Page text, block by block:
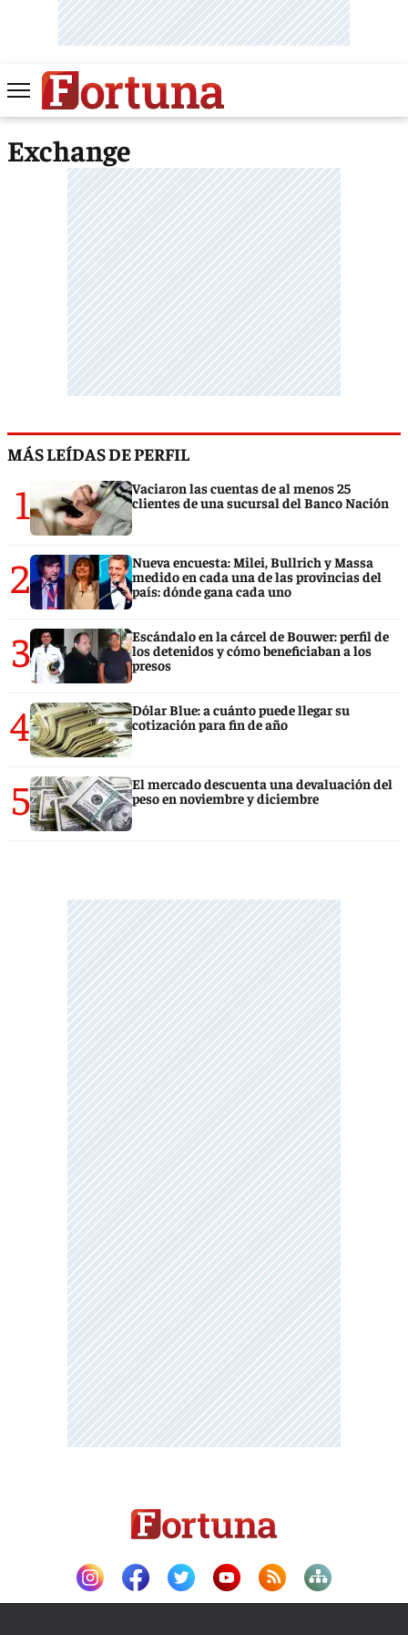
Exchange
MÁS LEÍDAS DE PERFIL
1
Vaciaron las cuentas de al menos 25
clientes de una sucursal del Banco Nación
2
Nueva encuesta: Milei, Bullrich y Massa
medido en cada una de las provincias del
país: dónde gana cada uno
3
Escándalo en la cárcel de Bouwer: perfil de
los detenidos y cómo beneficiaban a los
presos
4
Dólar Blue: a cuánto puede llegar su
cotización para fin de año
5
El mercado descuenta una devaluación del
peso en noviembre y diciembre